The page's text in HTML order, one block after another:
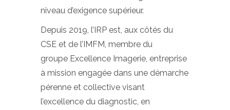
niveau d’exigence supérieur.
Depuis 2019, l’IRP est, aux côtés du
CSE et de l’IMFM, membre du
groupe Excellence Imagerie, entreprise
à mission engagée dans une démarche
pérenne et collective visant
l’excellence du diagnostic, en